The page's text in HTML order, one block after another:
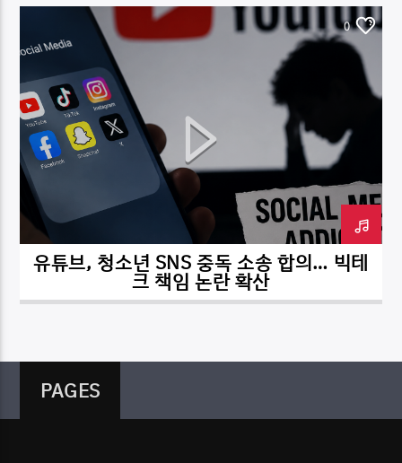
CURRENT TRACK
TITLE
ARTIST
DK NET Radio.co
0
유튜브, 청소년 SNS 중독 소송 합의… 빅테
크 책임 논란 확산
PAGES